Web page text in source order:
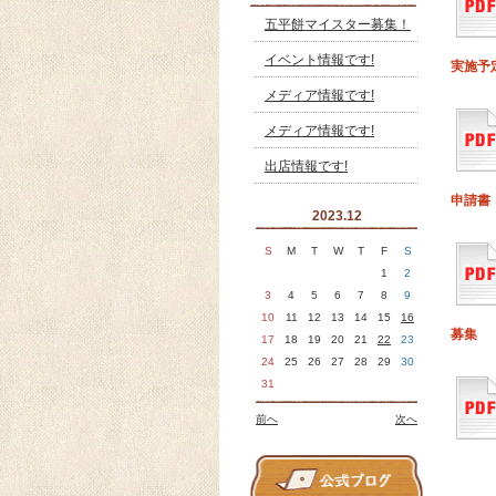
五平餅マイスター募集！
イベント情報です!
メディア情報です!
メディア情報です!
出店情報です!
2023.12
S M T W T F
S
1
2
3
4 5 6 7 8
9
10
11 12 13 14 15
16
17
18 19 20 21 22
23
24
25 26 27 28 29
30
31
次へ
前へ
実施予
申請書
募集